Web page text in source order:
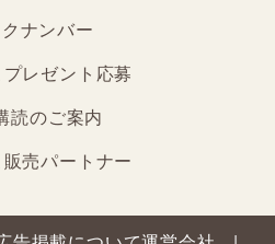
ナンバー
レゼント応募
読のご案内
売パートナー